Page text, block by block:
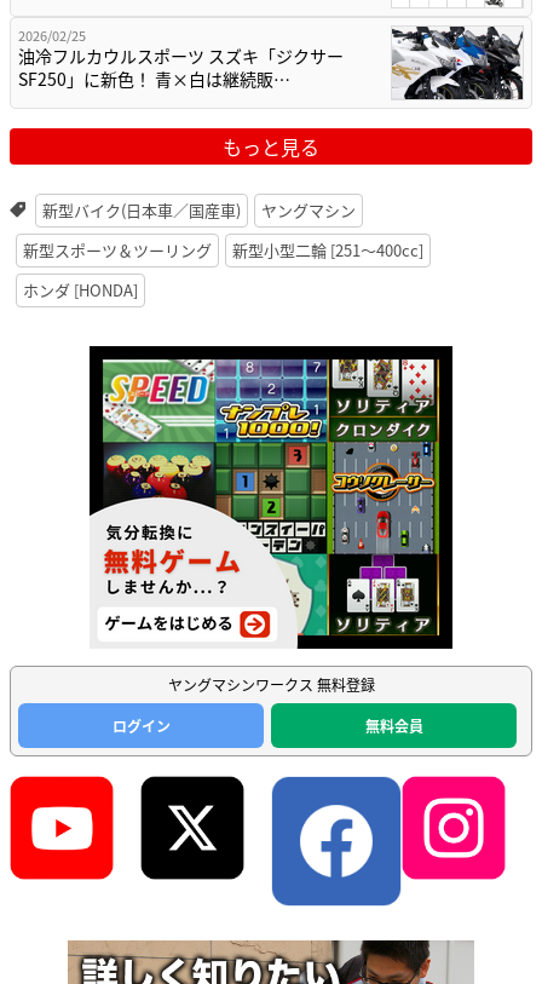
2026/02/25
油冷フルカウルスポーツ スズキ「ジクサー
SF250」に新色！ 青×白は継続販…
もっと見る
新型バイク(日本車／国産車)
ヤングマシン
新型スポーツ＆ツーリング
新型小型二輪 [251〜400cc]
ホンダ [HONDA]
ヤングマシンワークス 無料登録
ログイン
無料会員